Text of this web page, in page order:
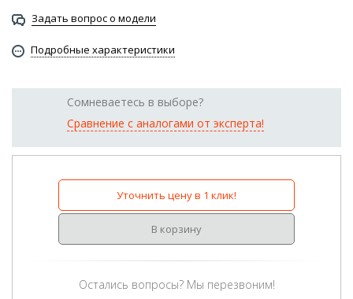
Задать вопрос о модели
Подробные характеристики
Сомневаетесь в выборе?
Сравнение с аналогами от эксперта!
Уточнить цену в 1 клик!
В корзину
Остались вопросы? Мы перезвоним!